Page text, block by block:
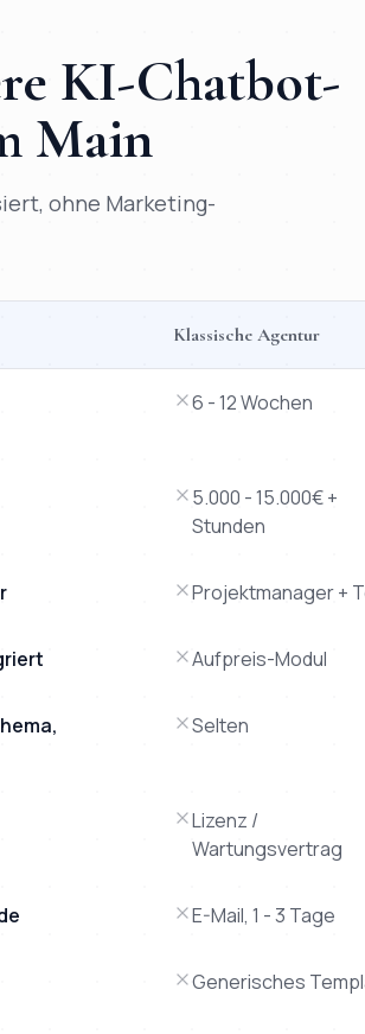
KI-Chatbot-
Main
ohne Marketing-
Klassische Agentur
6 - 12 Wochen
5.000 - 15.000€ +
Stunden
Projektmanager +
Aufpreis-Modul
Selten
Lizenz /
Wartungsvertrag
E-Mail, 1 - 3 Tage
Generisches